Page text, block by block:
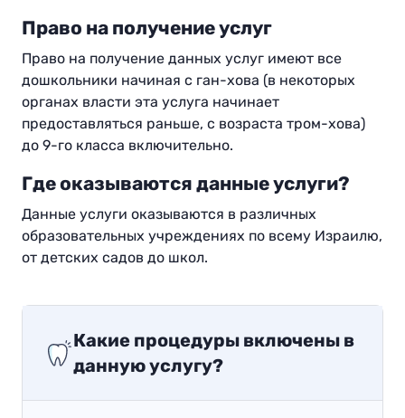
Право на получение услуг
Право на получение данных услуг имеют все
дошкольники начиная с ган-хова (в некоторых
органах власти эта услуга начинает
предоставляться раньше, с возраста тром-хова)
до 9-го класса включительно.
Где оказываются данные услуги?
Данные услуги оказываются в различных
образовательных учреждениях по всему Израилю,
от детских садов до школ.
Какие процедуры включены в
данную услугу?